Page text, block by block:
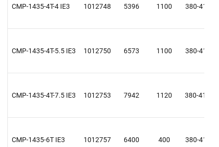
CMP-1435-4T-4 IE3 1012748 5396 1100 380-415 Y
CMP-1435-4T-5.5 IE3 1012750 6573 1100 380-415 Y
CMP-1435-4T-7.5 IE3 1012753 7942 1120 380-415 D
CMP-1435-6T IE3 1012757 6400 400 380-415 Y